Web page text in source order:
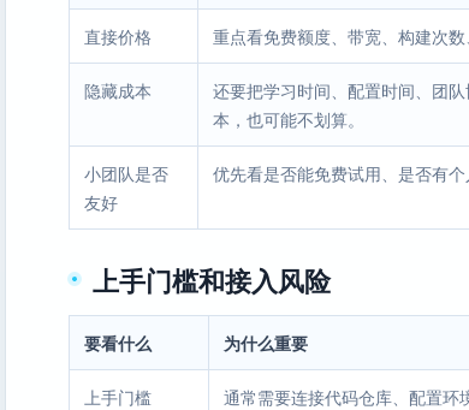
直接价格 重点看免费额度、带宽、构建次
隐藏成本
还要把学习时间、配置时间、团
本，也可能不划算。
小团队是否
友好
优先看是否能免费试用、是否有
上手门槛和接入风险
要看什么 为什么重要
上手门槛
通常需要连接代码仓库、配置环